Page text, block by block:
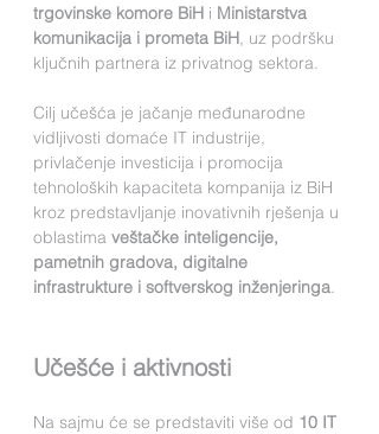
trgovinske komore BiH i Ministarstva
komunikacija i prometa BiH, uz podršku
ključnih partnera iz privatnog sektora.
Cilj učešća je jačanje međunarodne
vidljivosti domaće IT industrije,
privlačenje investicija i promocija
tehnoloških kapaciteta kompanija iz BiH
kroz predstavljanje inovativnih rješenja u
oblastima veštačke inteligencije,
pametnih gradova, digitalne
infrastrukture i softverskog inženjeringa.
Učešće i aktivnosti
Na sajmu će se predstaviti više od 10 IT